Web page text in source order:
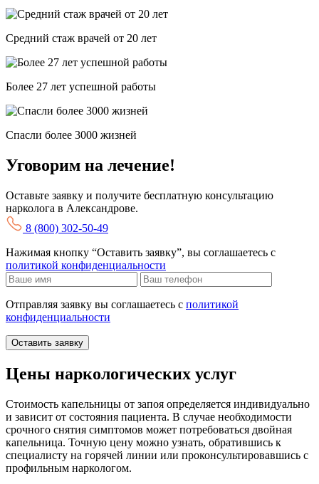
Средний стаж врачей от 20 лет
Более 27 лет успешной работы
Спасли более 3000 жизней
Уговорим на лечение!
Оставьте заявку и получите бесплатную консультацию
нарколога в Александрове.
8 (800) 302-50-49
Нажимая кнопку “Оставить заявку”, вы соглашаетесь с
политикой конфиденциальности
Отправляя заявку вы соглашаетесь с политикой
конфиденциальности
Оставить заявку
Цены наркологических услуг
Стоимость капельницы от запоя определяется индивидуально
и зависит от состояния пациента. В случае необходимости
срочного снятия симптомов может потребоваться двойная
капельница. Точную цену можно узнать, обратившись к
специалисту на горячей линии или проконсультировавшись с
профильным наркологом.